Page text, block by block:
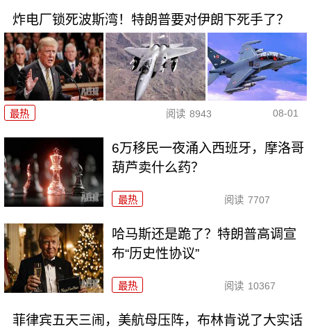
炸电厂锁死波斯湾！特朗普要对伊朗下死手了？
最热 阅读 8943 08-01
6万移民一夜涌入西班牙，摩洛哥
葫芦卖什么药？
最热 阅读 7707
哈马斯还是跪了？特朗普高调宣
布“历史性协议”
最热 阅读 10367
菲律宾五天三闹，美航母压阵，布林肯说了大实话